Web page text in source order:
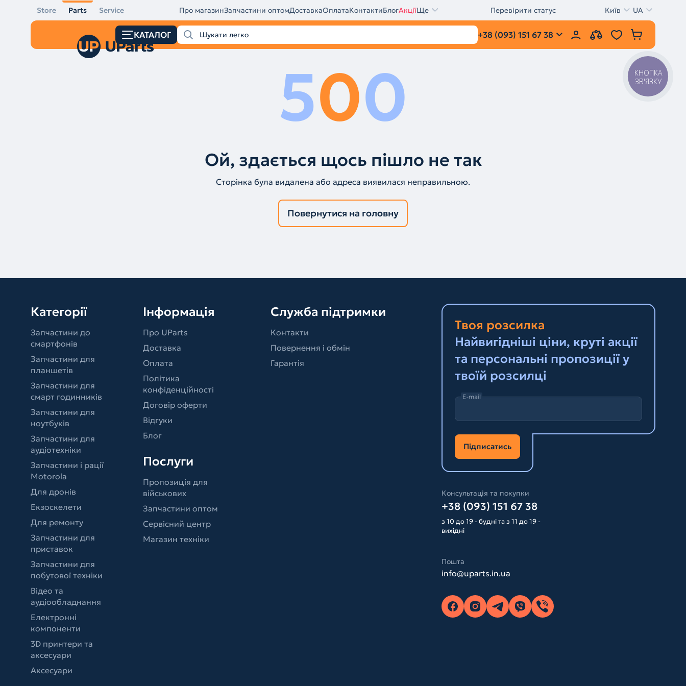
Store Parts Service Про магазинЗапчастини оптомДоставкаОплатаКонтактиБлогАкціїЩе Перевірити статус Київ UA
КАТАЛОГ +38 (093) 151 67 38
500
Ой, здається щось пішло не так
Сторінка була видалена або адреса виявилася неправильною.
Повернутися на головну
Категорії
Запчастини до
смартфонів
Запчастини для
планшетів
Запчастини для
смарт годинників
Запчастини для
ноутбуків
Запчастини для
аудіотехніки
Запчастини і рації
Motorola
Для дронів
Екзоскелети
Для ремонту
Запчастини для
приставок
Запчастини для
побутової техніки
Відео та
аудіообладнання
Електронні
компоненти
3D принтери та
аксесуари
Аксесуари
Інформація
Про UParts
Доставка
Оплата
Політика
конфіденційності
Договір оферти
Відгуки
Блог
Послуги
Пропозиція для
військових
Запчастини оптом
Сервісний центр
Магазин техніки
Служба підтримки
Контакти
Повернення і обмін
Гарантія
Твоя розсилка
Найвигідніші ціни, круті акції
та персональні пропозиції у
твоїй розсилці
E-mail
Підписатись
Консультація та покупки
+38 (093) 151 67 38
з 10 до 19 - будні та з 11 до 19 -
вихідні
Пошта
info@uparts.in.ua
КНОПКА
ЗВ'ЯЗКУ